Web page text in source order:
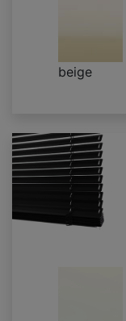
beige